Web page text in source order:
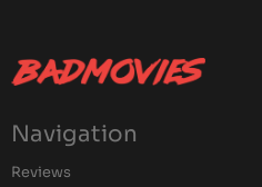
Navigation
Reviews